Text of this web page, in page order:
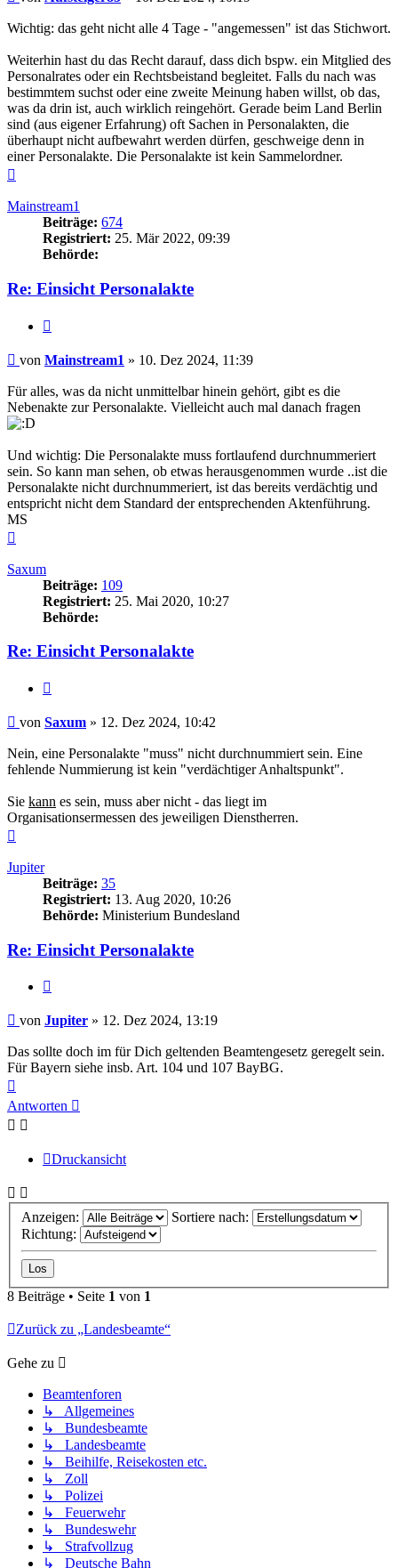
Wichtig: das geht nicht alle 4 Tage - "angemessen" ist das Stichwort.
Weiterhin hast du das Recht darauf, dass dich bspw. ein Mitglied des
Personalrates oder ein Rechtsbeistand begleitet. Falls du nach was
bestimmtem suchst oder eine zweite Meinung haben willst, ob das,
was da drin ist, auch wirklich reingehört. Gerade beim Land Berlin
sind (aus eigener Erfahrung) oft Sachen in Personalakten, die
überhaupt nicht aufbewahrt werden dürfen, geschweige denn in
einer Personalakte. Die Personalakte ist kein Sammelordner.
Mainstream1
Beiträge: 674
Registriert: 25. Mär 2022, 09:39
Behörde:
Re: Einsicht Personalakte
Beitrag
von Mainstream1 » 10. Dez 2024, 11:39
Für alles, was da nicht unmittelbar hinein gehört, gibt es die
Nebenakte zur Personalakte. Vielleicht auch mal danach fragen
Und wichtig: Die Personalakte muss fortlaufend durchnummeriert
sein. So kann man sehen, ob etwas herausgenommen wurde ..ist die
Personalakte nicht durchnummeriert, ist das bereits verdächtig und
entspricht nicht dem Standard der entsprechenden Aktenführung.
MS
Saxum
Beiträge: 109
Registriert: 25. Mai 2020, 10:27
Behörde:
Re: Einsicht Personalakte
Beitrag
von Saxum » 12. Dez 2024, 10:42
Nein, eine Personalakte "muss" nicht durchnummiert sein. Eine
fehlende Nummierung ist kein "verdächtiger Anhaltspunkt".
Sie kann es sein, muss aber nicht - das liegt im
Organisationsermessen des jeweiligen Dienstherren.
Jupiter
Beiträge: 35
Registriert: 13. Aug 2020, 10:26
Behörde: Ministerium Bundesland
Re: Einsicht Personalakte
Beitrag
von Jupiter » 12. Dez 2024, 13:19
Das sollte doch im für Dich geltenden Beamtengesetz geregelt sein.
Für Bayern siehe insb. Art. 104 und 107 BayBG.
oben
Antworten
Druckansicht
Anzeigen:
Sortiere nach:
Richtung:
8 Beiträge • Seite 1 von 1
Zurück zu „Landesbeamte“
Gehe zu
Beamtenforen
↳ Allgemeines
↳ Bundesbeamte
↳ Landesbeamte
↳ Beihilfe, Reisekosten etc.
↳ Zoll
↳ Polizei
↳ Feuerwehr
↳ Bundeswehr
↳ Strafvollzug
↳ Deutsche Bahn